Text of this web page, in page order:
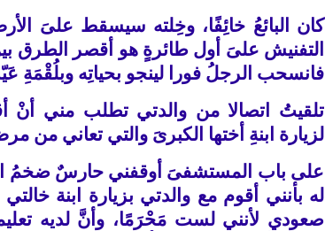
كان البائعُ خائِفًا، وخِلته سيسقط علىَ
التفنيش علىَ أول طائرةٍ هو أقصر الطرق
فانسحب الرجلُ فورا لينجو بحياتِه وبلُقْمَةِ
تلقيتُ اتصالا من والدتي تطلب مني أنْ
لزيارة ابنةِ أختها الكبرىَ والتي تعاني من
على باب المستشفىَ أوقفني حارسٌ ضخمُ
له بأنني أقوم مع والدتي بزيارة ابنة
صعودي لأنني لست مَحْرَمًا، وأنَّ لديه